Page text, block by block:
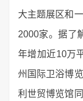
大主题展区和
2000家。据了
年增加近10万
州国际卫浴博
利世贸博览馆